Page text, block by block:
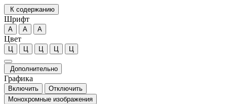
К содержанию
Шрифт
А А А
Цвет
Ц Ц Ц Ц Ц
Дополнительно
Графика
Включить
Отключить
Монохромные изображения